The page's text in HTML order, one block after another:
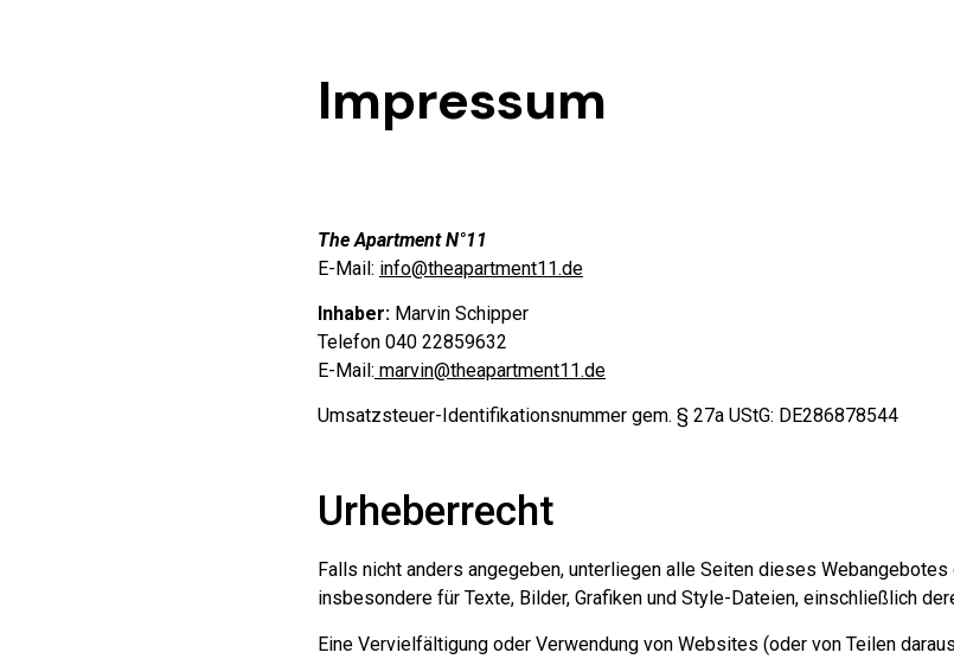
Impressum
The Apartment N°11
E-Mail: info@theapartment11.de
Inhaber: Marvin Schipper
Telefon 040 22859632
E-Mail: marvin@theapartment11.de
Umsatzsteuer-Identifikationsnummer gem. § 27a UStG: DE286878544
Urheberrecht
Falls nicht anders angegeben, unterliegen alle Seiten dieses
insbesondere für Texte, Bilder, Grafiken und Style-Dateien, einschließlich
Eine Vervielfältigung oder Verwendung von Websites (oder von Teilen